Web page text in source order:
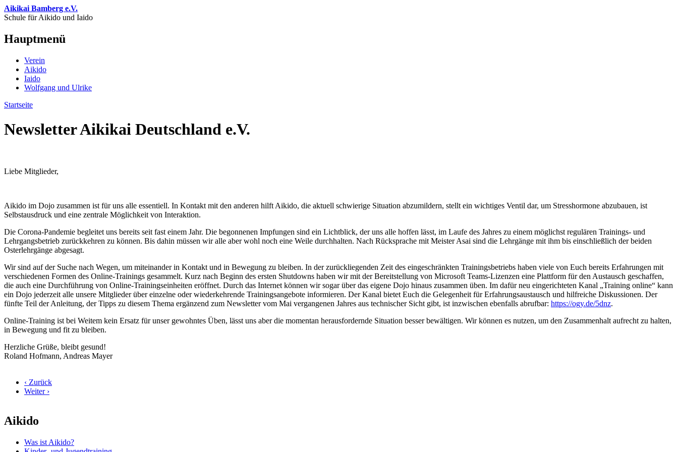
Direkt zum Inhalt
Aikikai Bamberg e.V.
Schule für Aikido und Iaido
Hauptmenü
Verein
Aikido
Iaido
Wolfgang und Ulrike
Startseite
Newsletter Aikikai Deutschland e.V.
Liebe Mitglieder,
Aikido im Dojo zusammen ist für uns alle essentiell. In Kontakt mit den anderen hilft Aikido, die aktuell schwierige Situation abzumildern, stellt ein wichtiges Ventil dar, um Stresshormone abzubauen, ist
Selbstausdruck und eine zentrale Möglichkeit von Interaktion.
Die Corona-Pandemie begleitet uns bereits seit fast einem Jahr. Die begonnenen Impfungen sind ein Lichtblick, der uns alle hoffen lässt, im Laufe des Jahres zu einem möglichst regulären Trainings- und
Lehrgangsbetrieb zurückkehren zu können. Bis dahin müssen wir alle aber wohl noch eine Weile durchhalten. Nach Rücksprache mit Meister Asai sind die Lehrgänge mit ihm bis einschließlich der beiden
Osterlehrgänge abgesagt.
Wir sind auf der Suche nach Wegen, um miteinander in Kontakt und in Bewegung zu bleiben. In der zurückliegenden Zeit des eingeschränkten Trainingsbetriebs haben viele von Euch bereits Erfahrungen mit
verschiedenen Formen des Online-Trainings gesammelt. Kurz nach Beginn des ersten Shutdowns haben wir mit der Bereitstellung von Microsoft Teams-Lizenzen eine Plattform für den Austausch geschaffen,
die auch eine Durchführung von Online-Trainingseinheiten eröffnet. Durch das Internet können wir sogar über das eigene Dojo hinaus zusammen üben. Im dafür neu eingerichteten Kanal „Training online“ kann
ein Dojo jederzeit alle unsere Mitglieder über einzelne oder wiederkehrende Trainingsangebote informieren. Der Kanal bietet Euch die Gelegenheit für Erfahrungsaustausch und hilfreiche Diskussionen. Der
fünfte Teil der Anleitung, der Tipps zu diesem Thema ergänzend zum Newsletter vom Mai vergangenen Jahres aus technischer Sicht gibt, ist inzwischen ebenfalls abrufbar: https://ogy.de/5dnz.
Online-Training ist bei Weitem kein Ersatz für unser gewohntes Üben, lässt uns aber die momentan herausfordernde Situation besser bewältigen. Wir können es nutzen, um den Zusammenhalt aufrecht zu halten,
in Bewegung und fit zu bleiben.
Herzliche Grüße, bleibt gesund!
Roland Hofmann, Andreas Mayer
‹ Zurück
Weiter ›
Aikido
Was ist Aikido?